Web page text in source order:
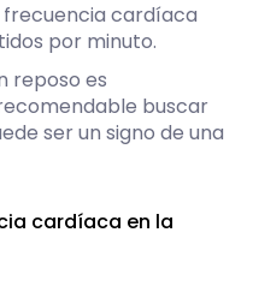
frecuencia cardíaca
por minuto.
reposo es
buscar
ser un signo de una
cardíaca en la